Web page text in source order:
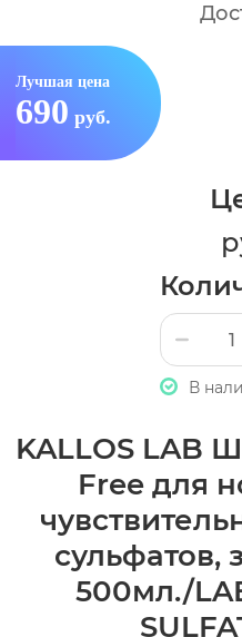
KALLOS LAB
Free для
сульфатов,
500мл./
Лучшая цена
690 руб.
В